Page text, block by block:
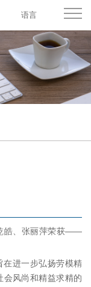
语言
皓、张丽萍荣获——
在进一步弘扬劳模精
会风尚和精益求精的